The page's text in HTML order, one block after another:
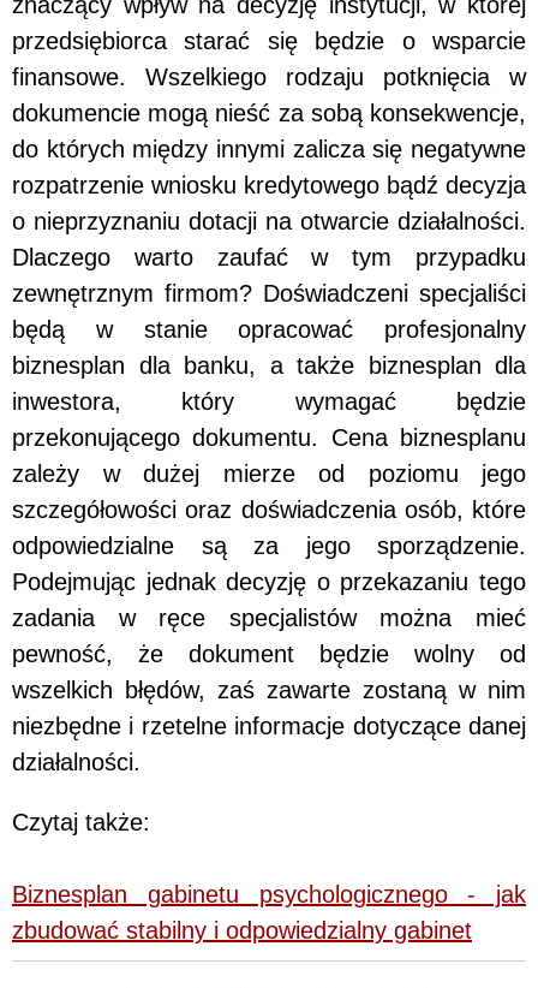
przedsiębiorca starać się będzie o wsparcie
finansowe. Wszelkiego rodzaju potknięcia w
dokumencie mogą nieść za sobą konsekwencje,
do których między innymi zalicza się negatywne
rozpatrzenie wniosku kredytowego bądź decyzja
o nieprzyznaniu dotacji na otwarcie działalności.
Dlaczego warto zaufać w tym przypadku
zewnętrznym firmom? Doświadczeni specjaliści
będą w stanie opracować profesjonalny
biznesplan dla banku, a także biznesplan dla
inwestora, który wymagać będzie
przekonującego dokumentu. Cena biznesplanu
zależy w dużej mierze od poziomu jego
szczegółowości oraz doświadczenia osób, które
odpowiedzialne są za jego sporządzenie.
Podejmując jednak decyzję o przekazaniu tego
zadania w ręce specjalistów można mieć
pewność, że dokument będzie wolny od
wszelkich błędów, zaś zawarte zostaną w nim
niezbędne i rzetelne informacje dotyczące danej
działalności.
Czytaj także:
Biznesplan gabinetu psychologicznego - jak
zbudować stabilny i odpowiedzialny gabinet